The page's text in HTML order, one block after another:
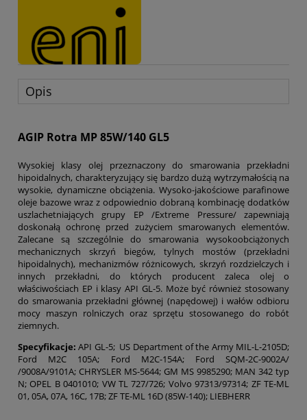
Opis
AGIP Rotra MP 85W/140 GL5
Wysokiej klasy olej przeznaczony do smarowania przekładni
hipoidalnych, charakteryzujący się bardzo dużą wytrzymałością na
wysokie, dynamiczne obciążenia. Wysoko-jakościowe parafinowe
oleje bazowe wraz z odpowiednio dobraną kombinację dodatków
uszlachetniających grupy EP /Extreme Pressure/ zapewniają
doskonałą ochronę przed zużyciem smarowanych elementów.
Zalecane są szczególnie do smarowania wysokoobciążonych
mechanicznych skrzyń biegów, tylnych mostów (przekładni
hipoidalnych), mechanizmów różnicowych, skrzyń rozdzielczych i
innych przekładni, do których producent zaleca olej o
właściwościach EP i klasy API GL-5. Może być również stosowany
do smarowania przekładni głównej (napędowej) i wałów odbioru
mocy maszyn rolniczych oraz sprzętu stosowanego do robót
ziemnych.
Specyfikacje: API GL-5; US Department of the Army MIL-L-2105D;
Ford M2C 105A; Ford M2C-154A; Ford SQM-2C-9002A/
/9008A/9101A; CHRYSLER MS-5644; GM MS 9985290; MAN 342 typ
N; OPEL B 0401010; VW TL 727/726; Volvo 97313/97314; ZF TE-ML
01, 05A, 07A, 16C, 17B; ZF TE-ML 16D (85W-140); LIEBHERR